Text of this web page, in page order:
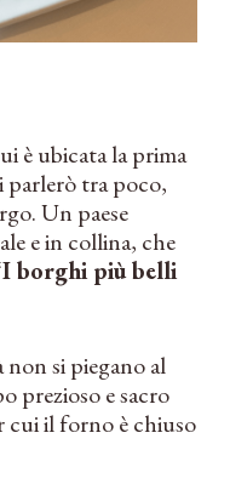
è ubicata la prima
tra poco,
Un paese
e in collina, che
I borghi più belli
si piegano al
prezioso e sacro
cui il forno è chiuso